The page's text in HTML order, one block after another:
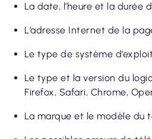
La date, l’heure et la durée
L’adresse Internet de la
Le type de système
Le type et la version du
Firefox, Safari, Chrome,
La marque et le modèle du